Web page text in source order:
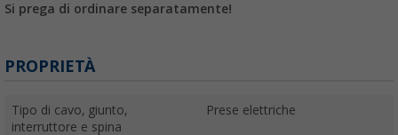
Si prega di ordinare separatamente!
PROPRIETÀ
Tipo di cavo, giunto,
interruttore e spina
Prese elettriche